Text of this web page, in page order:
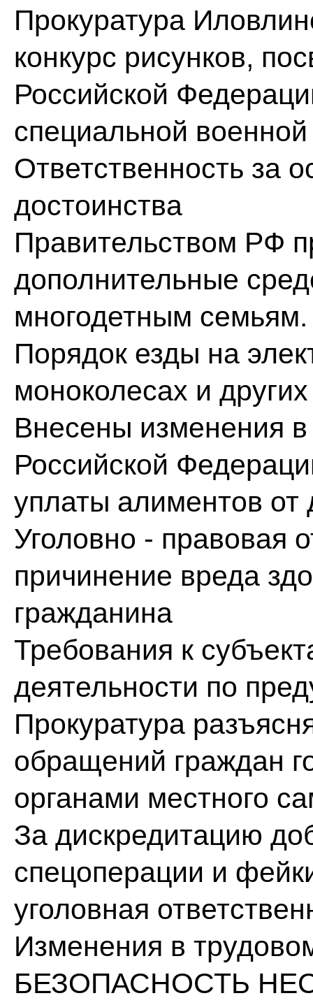
Прокуратура
конкурс рисунков,
Российской
специальной
Ответственность за
достоинства
Правительством РФ
дополнительные
многодетным семьям.
Порядок езды на
моноколесах и
Внесены изменения
Российской
уплаты алиментов от
Уголовно - правовая
причинение вреда
гражданина
Требования к
деятельности по
Прокуратура
обращений граждан
органами местного
За дискредитацию
спецоперации и
уголовная
Изменения в
БЕЗОПАСНОСТЬ